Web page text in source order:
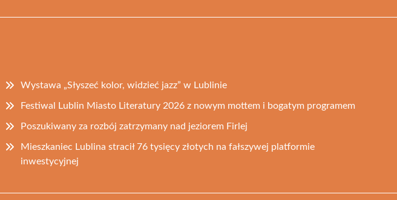
Wystawa „Słyszeć kolor, widzieć jazz” w Lublinie
Festiwal Lublin Miasto Literatury 2026 z nowym mottem i bogatym programem
Poszukiwany za rozbój zatrzymany nad jeziorem Firlej
Mieszkaniec Lublina stracił 76 tysięcy złotych na fałszywej platformie
inwestycyjnej